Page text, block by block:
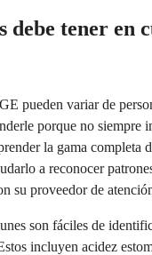
debe tener en
pueden variar de
porque no siempre
la gama completa
a reconocer
su proveedor de
son fáciles de
incluyen acidez